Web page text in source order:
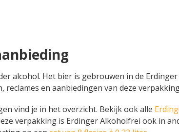
alcohol. Het bier is gebrouwen in de
reclames en aanbiedingen van deze
vind je in het overzicht. Bekijk ook alle
verpakking is Erdinger Alkoholfrei ook in